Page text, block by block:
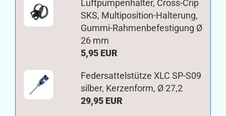
Luftpumpenhalter, Cross-Crip
SKS, Multiposition-Halterung,
Gummi-Rahmenbefestigung Ø
26 mm
5,95 EUR
Federsattelstütze XLC SP-S09
silber, Kerzenform, Ø 27,2
29,95 EUR